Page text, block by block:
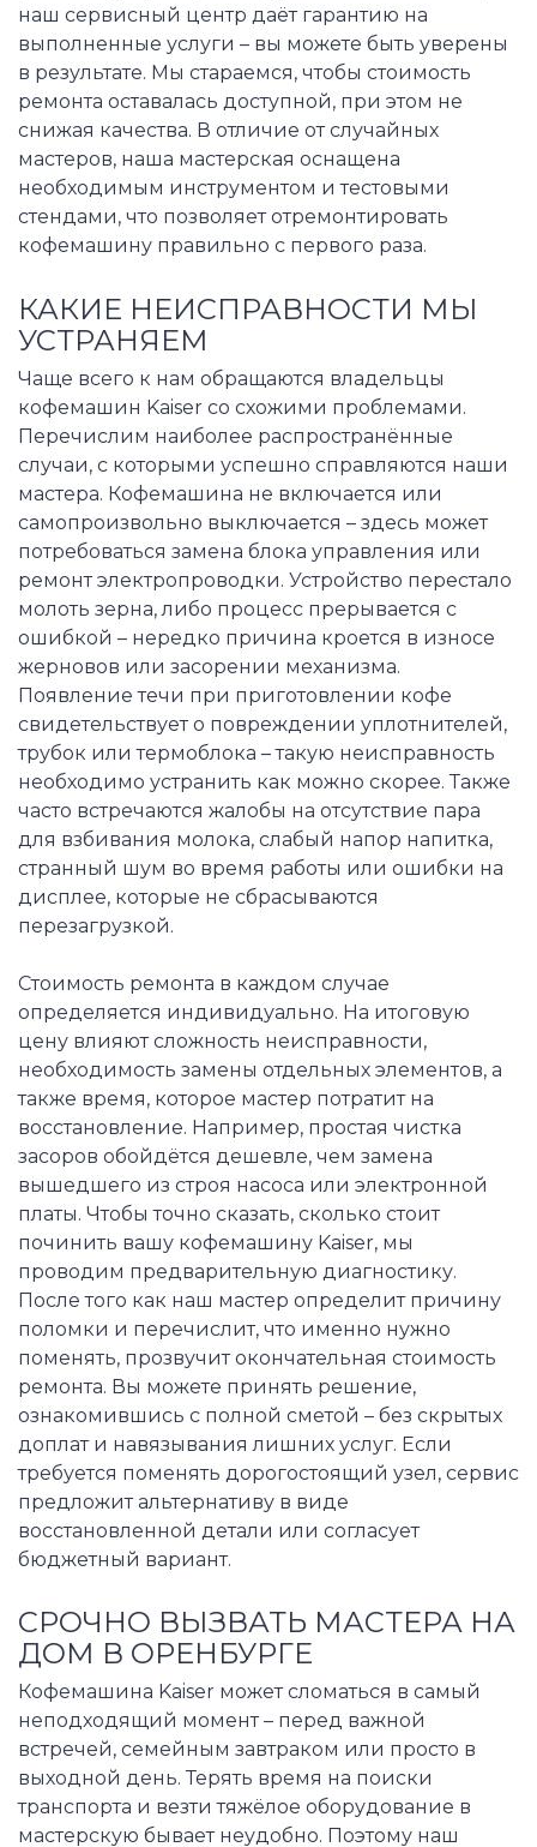
наш сервисный центр даёт гарантию на
выполненные услуги – вы можете быть уверены
в результате. Мы стараемся, чтобы стоимость
ремонта оставалась доступной, при этом не
снижая качества. В отличие от случайных
мастеров, наша мастерская оснащена
необходимым инструментом и тестовыми
стендами, что позволяет отремонтировать
кофемашину правильно с первого раза.
КАКИЕ НЕИСПРАВНОСТИ МЫ
УСТРАНЯЕМ
Чаще всего к нам обращаются владельцы
кофемашин Kaiser со схожими проблемами.
Перечислим наиболее распространённые
случаи, с которыми успешно справляются наши
мастера. Кофемашина не включается или
самопроизвольно выключается – здесь может
потребоваться замена блока управления или
ремонт электропроводки. Устройство перестало
молоть зерна, либо процесс прерывается с
ошибкой – нередко причина кроется в износе
жерновов или засорении механизма.
Появление течи при приготовлении кофе
свидетельствует о повреждении уплотнителей,
трубок или термоблока – такую неисправность
необходимо устранить как можно скорее. Также
часто встречаются жалобы на отсутствие пара
для взбивания молока, слабый напор напитка,
странный шум во время работы или ошибки на
дисплее, которые не сбрасываются
перезагрузкой.
Стоимость ремонта в каждом случае
определяется индивидуально. На итоговую
цену влияют сложность неисправности,
необходимость замены отдельных элементов, а
также время, которое мастер потратит на
восстановление. Например, простая чистка
засоров обойдётся дешевле, чем замена
вышедшего из строя насоса или электронной
платы. Чтобы точно сказать, сколько стоит
починить вашу кофемашину Kaiser, мы
проводим предварительную диагностику.
После того как наш мастер определит причину
поломки и перечислит, что именно нужно
поменять, прозвучит окончательная стоимость
ремонта. Вы можете принять решение,
ознакомившись с полной сметой – без скрытых
доплат и навязывания лишних услуг. Если
требуется поменять дорогостоящий узел, сервис
предложит альтернативу в виде
восстановленной детали или согласует
бюджетный вариант.
СРОЧНО ВЫЗВАТЬ МАСТЕРА НА
ДОМ В ОРЕНБУРГЕ
Кофемашина Kaiser может сломаться в самый
неподходящий момент – перед важной
встречей, семейным завтраком или просто в
выходной день. Терять время на поиски
транспорта и везти тяжёлое оборудование в
мастерскую бывает неудобно. Поэтому наш